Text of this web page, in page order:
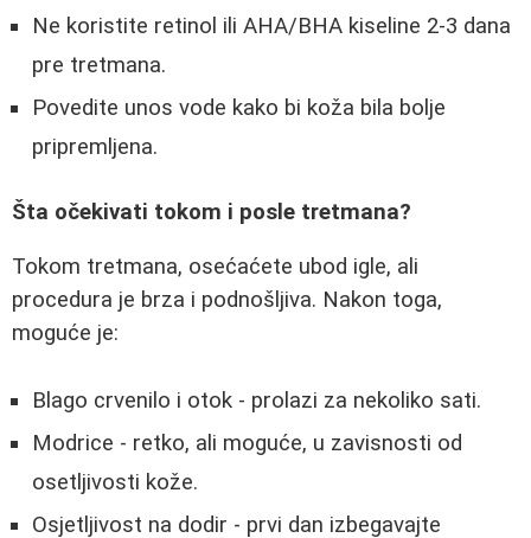
Ne koristite retinol ili AHA/BHA kiseline 2-3 dana
pre tretmana.
Povedite unos vode kako bi koža bila bolje
pripremljena.
Šta očekivati tokom i posle tretmana?
Tokom tretmana, osećaćete ubod igle, ali
procedura je brza i podnošljiva. Nakon toga,
moguće je:
Blago crvenilo i otok - prolazi za nekoliko sati.
Modrice - retko, ali moguće, u zavisnosti od
osetljivosti kože.
Osjetljivost na dodir - prvi dan izbegavajte